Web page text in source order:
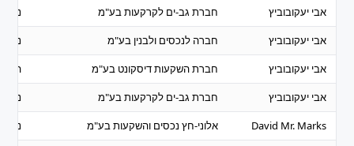
אבי יעקובוביץ
חברת גב-ים לקרקעות בע"מ
אבי יעקובוביץ
חברה לנכסים ולבנין בע"מ
אבי יעקובוביץ
חברת השקעות דיסקונט בע"מ
אבי יעקובוביץ
חברת גב-ים לקרקעות בע"מ
David Mr. Marks
אלוני-חץ נכסים והשקעות בע"מ